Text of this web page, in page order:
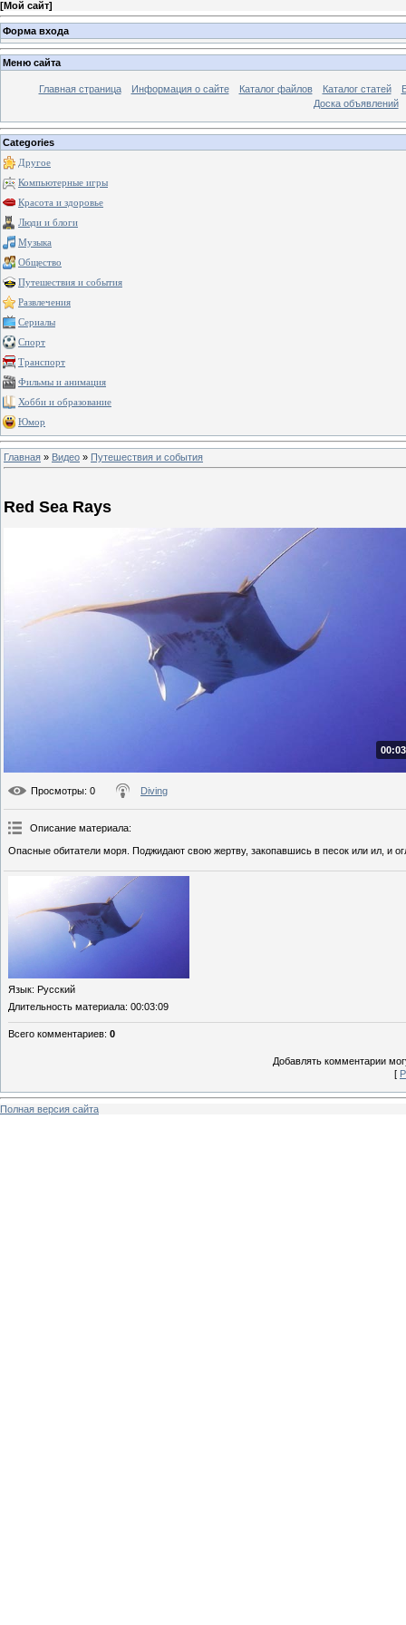
[Мой сайт]
Форма входа
Меню сайта
Главная страница Информация о сайте Каталог файлов Каталог статей
Доска объявлений
Categories
Другое
Компьютерные игры
Красота и здоровье
Люди и блоги
Музыка
Общество
Путешествия и события
Развлечения
Сериалы
Спорт
Транспорт
Фильмы и анимация
Хобби и образование
Юмор
Главная » Видео » Путешествия и события
Red Sea Rays
Просмотры: 0 Diving
Описание материала:
Опасные обитатели моря. Поджидают свою жертву, закопавшись в песок или ил, и
Язык: Русский
Длительность материала: 00:03:09
Всего комментариев: 0
Добавлять комментарии
[
Полная версия сайта